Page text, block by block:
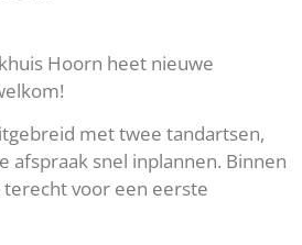
Hoorn heet nieuwe
met twee tandartsen,
afspraak snel inplannen. Binnen
voor een eerste